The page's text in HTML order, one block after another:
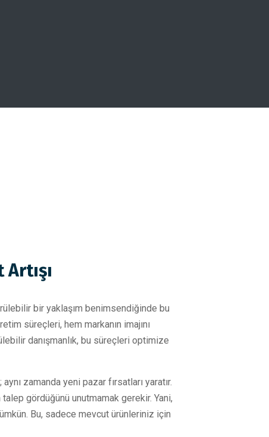
bir yaklaşım benimsendiğinde bu
süreçleri, hem markanın imajını
danışmanlık, bu süreçleri optimize
zamanda yeni pazar fırsatları yaratır.
gördüğünü unutmamak gerekir. Yani,
Bu, sadece mevcut ürünleriniz için